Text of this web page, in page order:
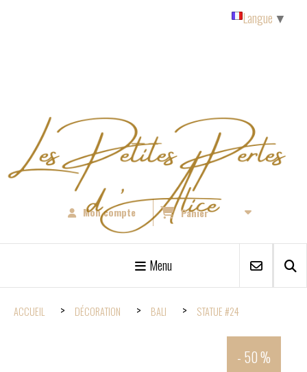
Mon compte Panier
Menu
ACCUEIL DÉCORATION BALI STATUE #24
- 50 %
Langue ▼